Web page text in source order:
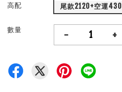
高配 尾款2120+空運430
數量 - +